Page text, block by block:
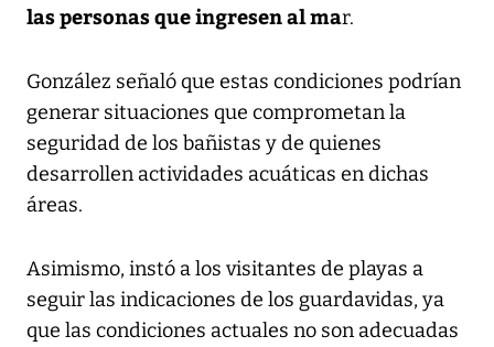
las personas que ingresen al mar.
González señaló que estas condiciones podrían
generar situaciones que comprometan la
seguridad de los bañistas y de quienes
desarrollen actividades acuáticas en dichas
áreas.
Asimismo, instó a los visitantes de playas a
seguir las indicaciones de los guardavidas, ya
que las condiciones actuales no son adecuadas